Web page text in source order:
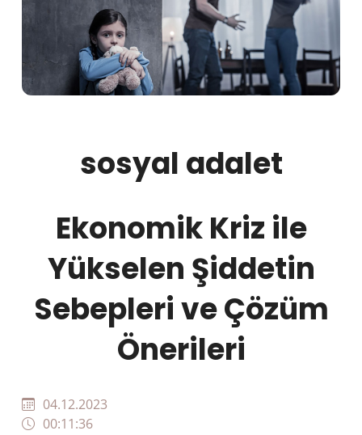
sosyal adalet
Ekonomik Kriz ile
Yükselen Şiddetin
Sebepleri ve Çözüm
Önerileri
04.12.2023
00:11:36